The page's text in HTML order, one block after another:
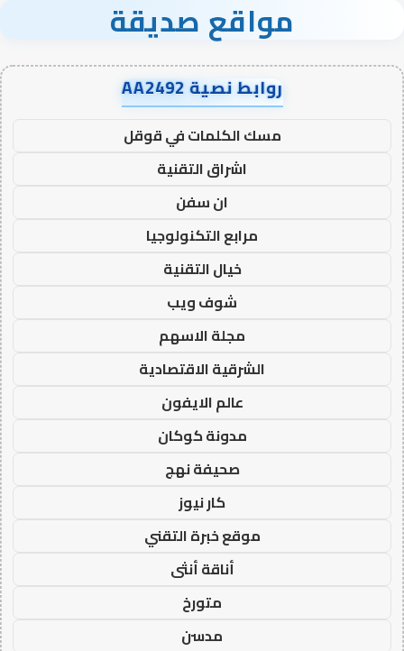
مواقع صديقة
روابط نصية AA2492
مسك الكلمات في قوقل
اشراق التقنية
ان سفن
مرابع التكنولوجيا
خيال التقنية
شوف ويب
مجلة الاسهم
الشرقية الاقتصادية
عالم الايفون
مدونة كوكان
صحيفة نهج
كار نيوز
موقع خبرة التقني
أناقة أنثى
متورخ
مدسن